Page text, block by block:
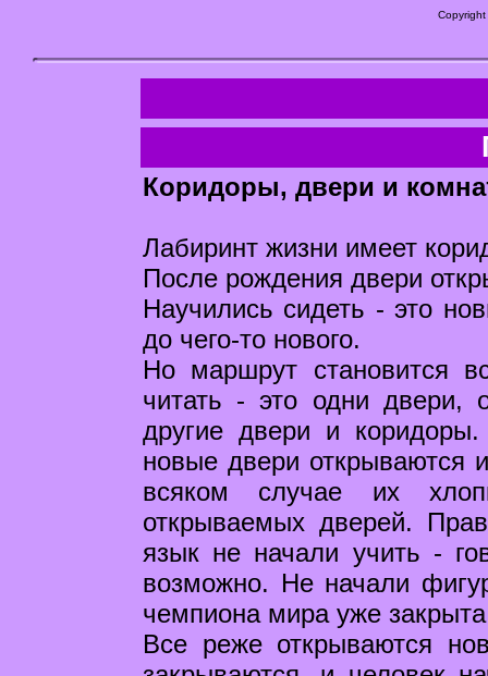
Коридоры, двери и
Лабиринт жизни имеет
После рождения двери
Научились сидеть - это
до чего-то нового.
Но маршрут становится
читать - это одни двери,
другие двери и
новые двери открываются
всяком случае их
открываемых дверей.
язык не начали учить -
возможно. Не начали
чемпиона мира уже
Все реже открываются